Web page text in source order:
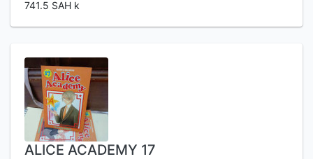
741.5 SAH k
ALICE ACADEMY 17